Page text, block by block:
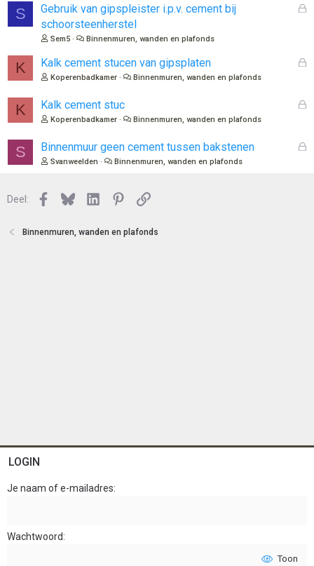
S
G
o
Gebruik van gipspleister i.p.v. cement bij
schoorsteenherstel
Sem5 Binnenmuren, wanden en plafonds
K
G
n
Kalk cement stucen van gipsplaten
Koperenbadkamer Binnenmuren, wanden en plafonds
K
G
Kalk cement stuc
Koperenbadkamer Binnenmuren, wanden en plafonds
S
G
Binnenmuur geen cement tussen bakstenen
Svanweelden Binnenmuren, wanden en plafonds
Deel: Facebook
BlueskyLinkedInPinterest
Link
Binnenmuren, wanden en plafonds
LOGIN
Je naam of e-mailadres
Wachtwoord
Toon